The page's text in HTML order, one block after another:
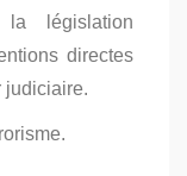
la législation
directes
judiciaire.